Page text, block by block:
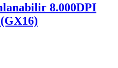
8.000DPI